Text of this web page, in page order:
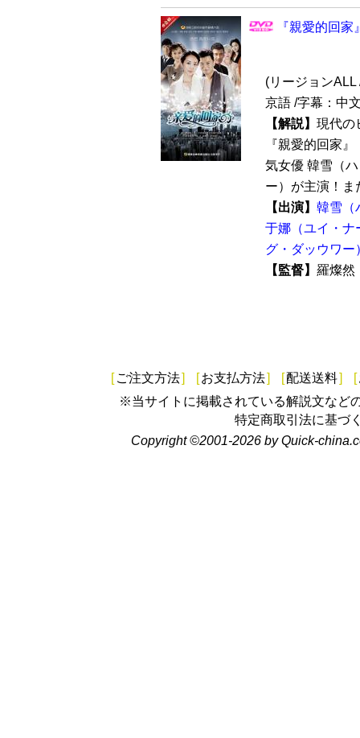
『親愛的回
(リージョン
京語 /字幕：中
【解説】 現代の
『親愛的回家
気女優 韓雪（
ー）が主演！ま
【出演】 韓雪（
于娜（ユイ・ナ
グ・ダッウワー
【監督】 羅燦
[ ご注文方法] [お支払方法] [配送送料] [
※当サイトに掲載されている解説文など
特定商取引法に基づ
Copyright ©2001-2026 by Quick-